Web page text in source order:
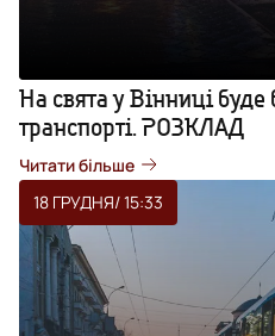
На свята у Вінниці
транспорті. РОЗКЛАД
Читати більше
18 ГРУДНЯ/ 15:33